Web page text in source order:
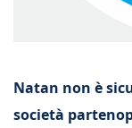
Natan non è
società